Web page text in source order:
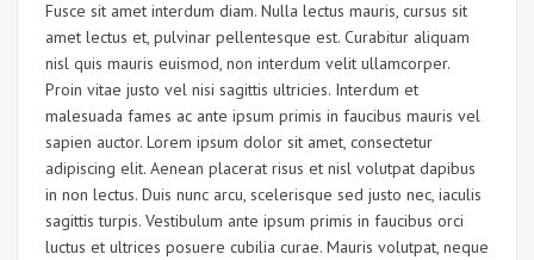
Fusce sit amet interdum diam. Nulla lectus mauris, cursus sit
amet lectus et, pulvinar pellentesque est. Curabitur aliquam
nisl quis mauris euismod, non interdum velit ullamcorper.
Proin vitae justo vel nisi sagittis ultricies. Interdum et
malesuada fames ac ante ipsum primis in faucibus mauris vel
sapien auctor. Lorem ipsum dolor sit amet, consectetur
adipiscing elit. Aenean placerat risus et nisl volutpat dapibus
in non lectus. Duis nunc arcu, scelerisque sed justo nec, iaculis
sagittis turpis. Vestibulum ante ipsum primis in faucibus orci
luctus et ultrices posuere cubilia curae. Mauris volutpat, neque